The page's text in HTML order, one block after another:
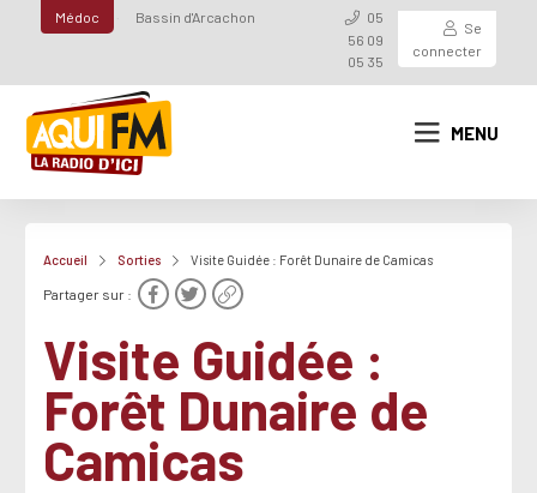
Médoc Bassin d'Arcachon
05
56 09
05 35
Se
connecter
MENU
Accueil Sorties Visite Guidée : Forêt Dunaire de Camicas
Partager sur :
Visite Guidée :
Forêt Dunaire de
Camicas